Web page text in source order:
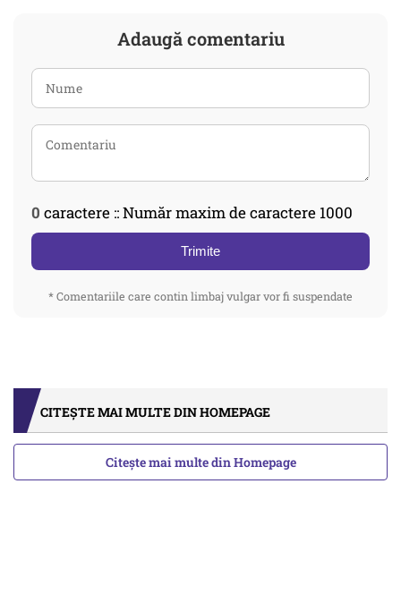
Adaugă comentariu
0 caractere :: Număr maxim de caractere 1000
Trimite
* Comentariile care contin limbaj vulgar vor fi suspendate
CITEȘTE MAI MULTE DIN HOMEPAGE
Citește mai multe din Homepage